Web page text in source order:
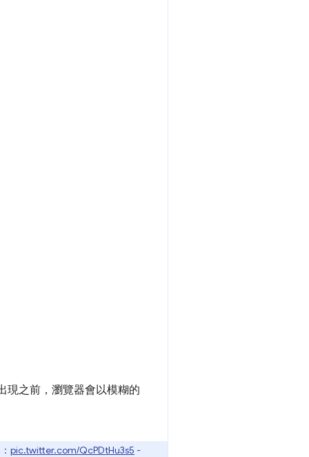
現之前，瀏覽器會以模糊的
pic.twitter.com/QcPDtHu3s5 -